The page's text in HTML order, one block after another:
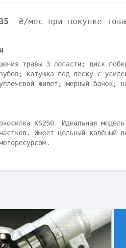
₴/мес при покупке
травы 3 лопасти; диск
катушка под леску с
жилет; мерный бачок;
KS250. Идеальная
Имеет цельный калёный